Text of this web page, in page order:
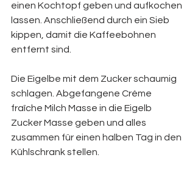
einen Kochtopf geben und aufkochen
lassen. Anschließend durch ein Sieb
kippen, damit die Kaffeebohnen
entfernt sind.
Die Eigelbe mit dem Zucker schaumig
schlagen. Abgefangene Créme
fraîche Milch Masse in die Eigelb
Zucker Masse geben und alles
zusammen für einen halben Tag in den
Kühlschrank stellen.